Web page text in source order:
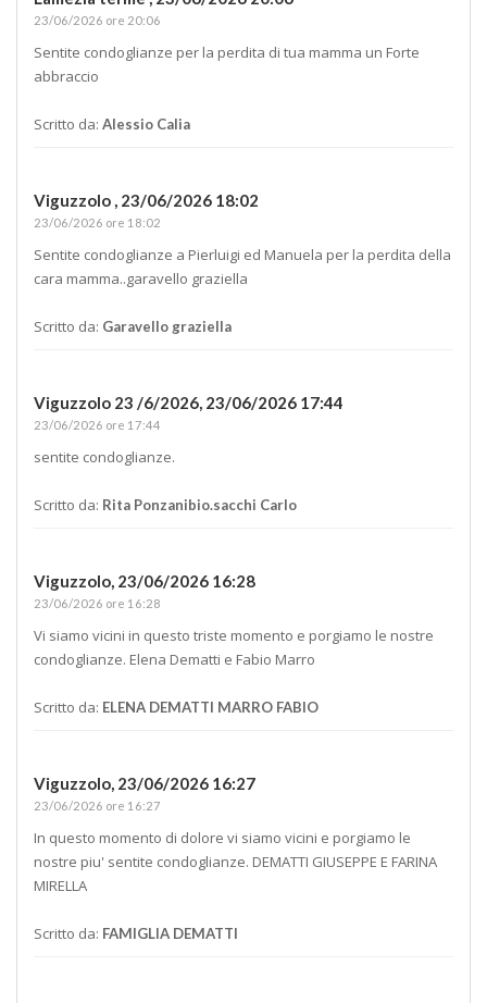
23/06/2026 ore 20:06
Sentite condoglianze per la perdita di tua mamma un Forte
abbraccio
Scritto da: Alessio Calia
Viguzzolo , 23/06/2026 18:02
23/06/2026 ore 18:02
Sentite condoglianze a Pierluigi ed Manuela per la perdita della
cara mamma..garavello graziella
Scritto da: Garavello graziella
Viguzzolo 23 /6/2026, 23/06/2026 17:44
23/06/2026 ore 17:44
sentite condoglianze.
Scritto da: Rita Ponzanibio.sacchi Carlo
Viguzzolo, 23/06/2026 16:28
23/06/2026 ore 16:28
Vi siamo vicini in questo triste momento e porgiamo le nostre
condoglianze. Elena Dematti e Fabio Marro
Scritto da: ELENA DEMATTI MARRO FABIO
Viguzzolo, 23/06/2026 16:27
23/06/2026 ore 16:27
In questo momento di dolore vi siamo vicini e porgiamo le
nostre piu' sentite condoglianze. DEMATTI GIUSEPPE E FARINA
MIRELLA
Scritto da: FAMIGLIA DEMATTI